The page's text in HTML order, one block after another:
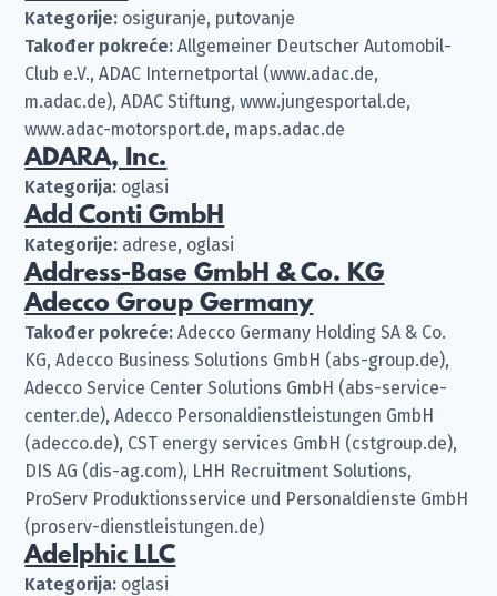
Kategorije: osiguranje, putovanje
Također pokreće: Allgemeiner Deutscher Automobil-
Club e.V., ADAC Internetportal (www.adac.de,
m.adac.de), ADAC Stiftung, www.jungesportal.de,
www.adac-motorsport.de, maps.adac.de
ADARA, Inc.
Kategorija: oglasi
Add Conti GmbH
Kategorije: adrese, oglasi
Address-Base GmbH & Co. KG
Adecco Group Germany
Također pokreće: Adecco Germany Holding SA & Co.
KG, Adecco Business Solutions GmbH (abs-group.de),
Adecco Service Center Solutions GmbH (abs-service-
center.de), Adecco Personaldienstleistungen GmbH
(adecco.de), CST energy services GmbH (cstgroup.de),
DIS AG (dis-ag.com), LHH Recruitment Solutions,
ProServ Produktionsservice und Personaldienste GmbH
(proserv-dienstleistungen.de)
Adelphic LLC
Kategorija: oglasi